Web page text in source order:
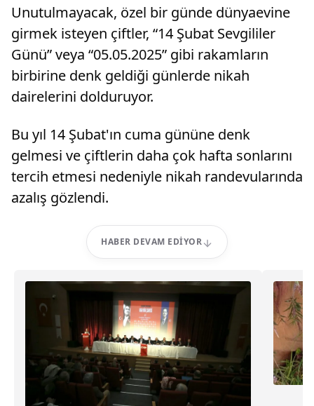
Unutulmayacak, özel bir günde dünyaevine
girmek isteyen çiftler, “14 Şubat Sevgililer
Günü” veya “05.05.2025” gibi rakamların
birbirine denk geldiği günlerde nikah
dairelerini dolduruyor.
Bu yıl 14 Şubat'ın cuma gününe denk
gelmesi ve çiftlerin daha çok hafta sonlarını
tercih etmesi nedeniyle nikah randevularında
azalış gözlendi.
HABER DEVAM EDIYOR